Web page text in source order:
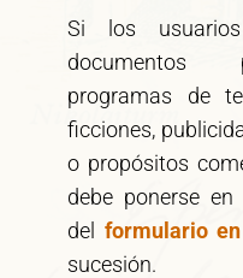
Si los
documentos
programas de
ficciones,
o propósitos
debe ponerse
del formulario
sucesión.